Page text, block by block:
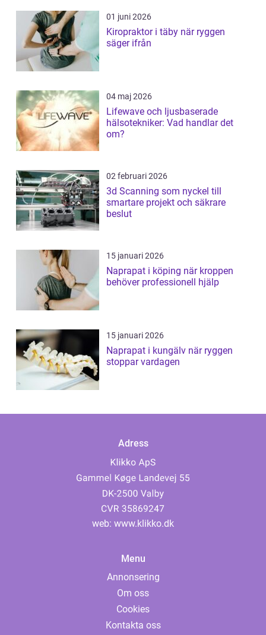
01 juni 2026
Kiropraktor i täby när ryggen
säger ifrån
04 maj 2026
Lifewave och ljusbaserade
hälsotekniker: Vad handlar det
om?
02 februari 2026
3d Scanning som nyckel till
smartare projekt och säkrare
beslut
15 januari 2026
Naprapat i köping när kroppen
behöver professionell hjälp
15 januari 2026
Naprapat i kungälv när ryggen
stoppar vardagen
Adress
web: www.klikko.dk
Menu
Annonsering
Om oss
Cookies
Kontakta oss